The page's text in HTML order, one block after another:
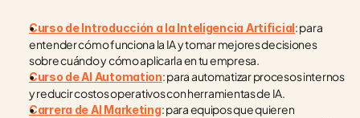
Curso de Introducción a la Inteligencia Artificial: para
entender cómo funciona la IA y tomar mejores decisiones
sobre cuándo y cómo aplicarla en tu empresa.
Curso de AI Automation: para automatizar procesos internos
y reducir costos operativos con herramientas de IA.
Carrera de AI Marketing: para equipos que quieren